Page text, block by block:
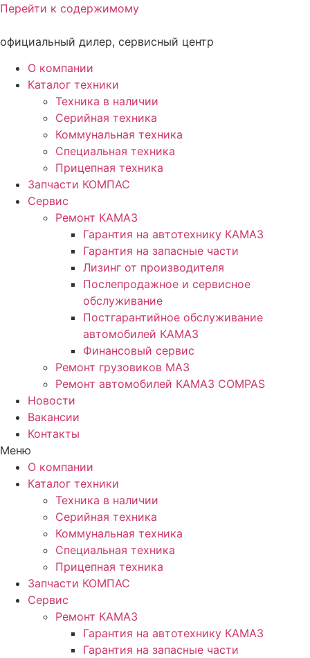
Перейти к содержимому
официальный дилер, сервисный центр
О компании
Каталог техники
Техника в наличии
Серийная техника
Коммунальная техника
Специальная техника
Прицепная техника
Запчасти КОМПАС
Сервис
Ремонт КАМАЗ
Гарантия на автотехнику КАМАЗ
Гарантия на запасные части
Лизинг от производителя
Послепродажное и сервисное
обслуживание
Постгарантийное обслуживание
автомобилей КАМАЗ
Финансовый сервис
Ремонт грузовиков МАЗ
Ремонт автомобилей КАМАЗ COMPAS
Новости
Вакансии
Контакты
Меню
О компании
Каталог техники
Техника в наличии
Серийная техника
Коммунальная техника
Специальная техника
Прицепная техника
Запчасти КОМПАС
Сервис
Ремонт КАМАЗ
Гарантия на автотехнику КАМАЗ
Гарантия на запасные части